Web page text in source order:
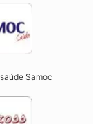
Samoc